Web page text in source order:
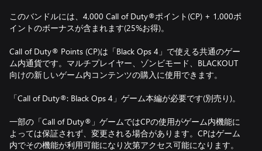
このバンドルには、4,000 Call of Duty®ポイント(CP) + 1,000ポ
イントのボーナスが含まれます(25%お得)。
Call of Duty® Points (CP)は「Black Ops 4」で使える共通のゲー
ム内通貨です。マルチプレイヤー、ゾンビモード、BLACKOUT
向けの新しいゲーム内コンテンツの購入に使用できます。
「Call of Duty®: Black Ops 4」ゲーム本編が必要です(別売り)。
一部の「Call of Duty®」ゲームではCPの使用がゲーム内機能に
よっては保証されず、変更される場合があります。CPはゲーム
内でその機能が利用可能になり次第アクセス可能になります。